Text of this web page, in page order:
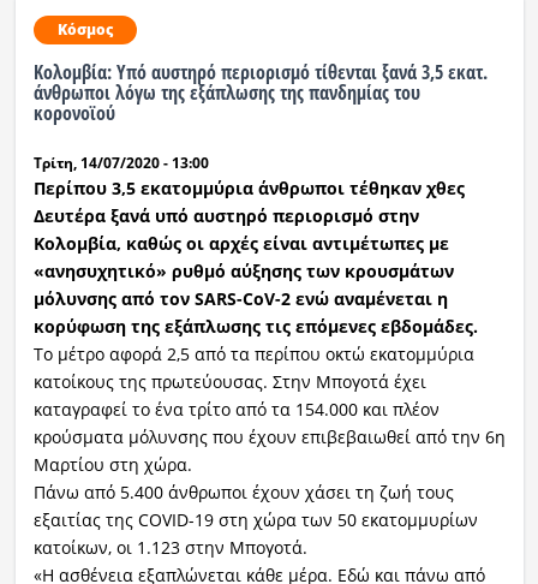
Κόσμος
Κολομβία: Υπό αυστηρό περιορισμό τίθενται ξανά 3,5 εκατ.
άνθρωποι λόγω της εξάπλωσης της πανδημίας του
κορονοϊού
Τρίτη, 14/07/2020 - 13:00
Περίπου 3,5 εκατομμύρια άνθρωποι τέθηκαν χθες
Δευτέρα ξανά υπό αυστηρό περιορισμό στην
Κολομβία, καθώς οι αρχές είναι αντιμέτωπες με
«ανησυχητικό» ρυθμό αύξησης των κρουσμάτων
μόλυνσης από τον SARS-CoV-2 ενώ αναμένεται η
κορύφωση της εξάπλωσης τις επόμενες εβδομάδες.
Το μέτρο αφορά 2,5 από τα περίπου οκτώ εκατομμύρια
κατοίκους της πρωτεύουσας. Στην Μπογοτά έχει
καταγραφεί το ένα τρίτο από τα 154.000 και πλέον
κρούσματα μόλυνσης που έχουν επιβεβαιωθεί από την 6η
Μαρτίου στη χώρα.
Πάνω από 5.400 άνθρωποι έχουν χάσει τη ζωή τους
εξαιτίας της COVID-19 στη χώρα των 50 εκατομμυρίων
κατοίκων, οι 1.123 στην Μπογοτά.
«Η ασθένεια εξαπλώνεται κάθε μέρα. Εδώ και πάνω από